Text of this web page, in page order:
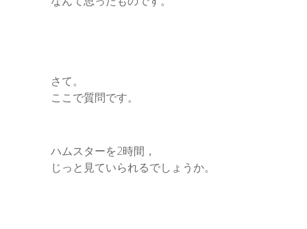
さて。
ここで質問です。
ハムスターを2時間，
じっと見ていられるでしょうか。